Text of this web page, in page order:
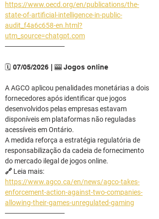
https://www.oecd.org/en/publications/the-
state-of-artificial-intelligence-in-public-
audit_f4a6c658-en.html?
utm_source=chatgpt.com
────────────
🗓️ 07/05/2026 | 🎰 Jogos online
A AGCO aplicou penalidades monetárias a dois
fornecedores após identificar que jogos
desenvolvidos pelas empresas estavam
disponíveis em plataformas não reguladas
acessíveis em Ontário.
A medida reforça a estratégia regulatória de
responsabilização da cadeia de fornecimento
do mercado ilegal de jogos online.
🔗 Leia mais:
https://www.agco.ca/en/news/agco-takes-
enforcement-action-against-two-companies-
allowing-their-games-unregulated-gaming
────────────